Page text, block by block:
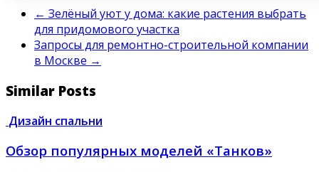
← Зелёный уют у дома: какие растения выбрать
для придомового участка
Запросы для ремонтно-строительной компании
в Москве →
Similar Posts
Дизайн спальни
Обзор популярных моделей «Танков»